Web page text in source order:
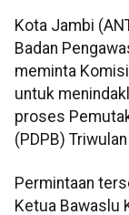
Kota Jambi
Badan
meminta
untuk
proses
(PDPB)
Permintaan
Ketua Bawaslu